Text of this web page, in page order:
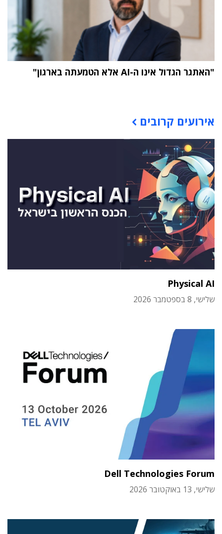
"האתגר הגדול אינו ה-AI אלא הטמעתה בארגון"
אירועים קרובים
Physical AI
שלישי, 8 בספטמבר 2026
Dell Technologies Forum
שלישי, 13 באוקטובר 2026